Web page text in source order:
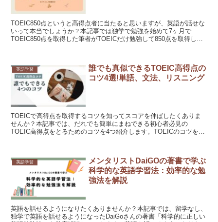
TOEIC850点というと高得点者に当たると思いますが、英語が話せな
いって本当でしょうか？本記事では独学で勉強を始めて7ヶ月で
TOEIC850点を取得した筆者がTOEICだけ勉強して850点を取得した
英語学習
誰でも真似できるTOEIC高得点の
コツ4選!単語、文法、リスニング
TOEICで高得点を取得するコツを知ってスコアを伸ばしたくありま
せんか？本記事では、だれでも簡単にまねできる初心者必見の
TOEIC高得点をとるためのコツを4つ紹介します。TOEICのコツを知
英語学習
メンタリストDaiGOの著書で学ぶ
科学的な英語学習法：効率的な勉
強法を解説
英語を話せるようになりたくありませんか？本記事では、留学なし、
独学で英語を話せるようになったDaiGoさんの著書「科学的に正しい